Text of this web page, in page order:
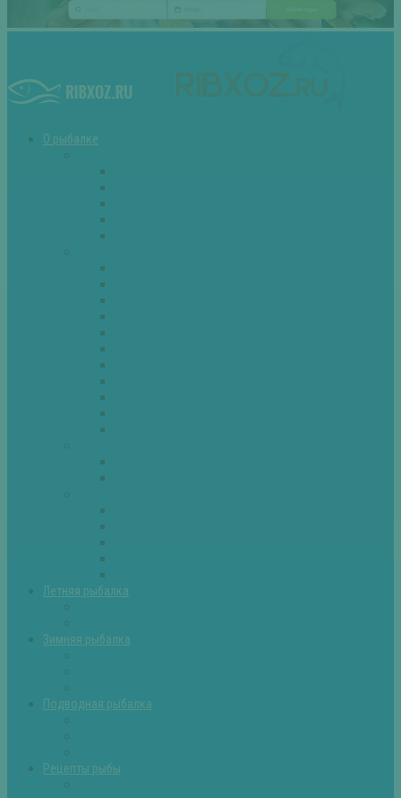
О рыбалке
Летняя рыбалка
Зимняя рыбалка
Подводная рыбалка
Рецепты рыбы